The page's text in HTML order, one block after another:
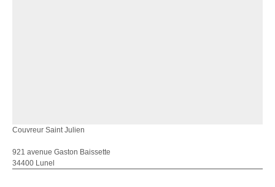
Couvreur Saint Julien
921 avenue Gaston Baissette
34400 Lunel